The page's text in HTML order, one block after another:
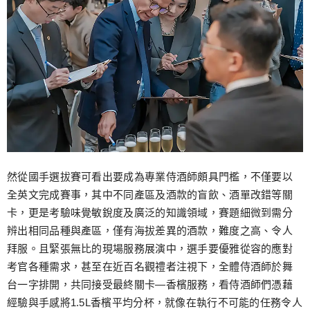
然從國手選拔賽可看出要成為專業侍酒師頗具門檻，不僅要以
全英文完成賽事，其中不同產區及酒款的盲飲、酒單改錯等關
卡，更是考驗味覺敏銳度及廣泛的知識領域，賽題細微到需分
辨出相同品種與產區，僅有海拔差異的酒款，難度之高、令人
拜服。且緊張無比的現場服務展演中，選手要優雅從容的應對
考官各種需求，甚至在近百名觀禮者注視下，全體侍酒師於舞
台一字排開，共同接受最終關卡—香檳服務，看侍酒師們憑藉
經驗與手感將1.5L香檳平均分杯，就像在執行不可能的任務令人